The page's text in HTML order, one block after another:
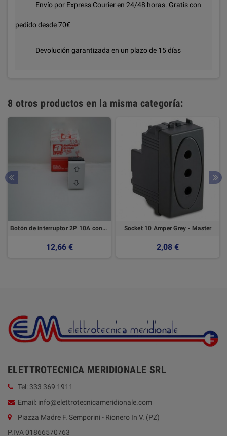
Envío por Express Courier en 24/48 horas. Gratis con
pedido desde 70€
Devolución garantizada en un plazo de 15 días
8 otros productos en la misma categoría:
Botón de interruptor 2P 10A con flechas y posición central OFF
12,66 €
Socket 10 Amper Grey - Master
2,08 €
ELETTROTECNICA MERIDIONALE SRL
Tel: 333 369 1911
Email: info@elettrotecnicameridionale.com
Piazza Madre F. Semporini - Rionero In V. (PZ)
P.IVA 01866570763